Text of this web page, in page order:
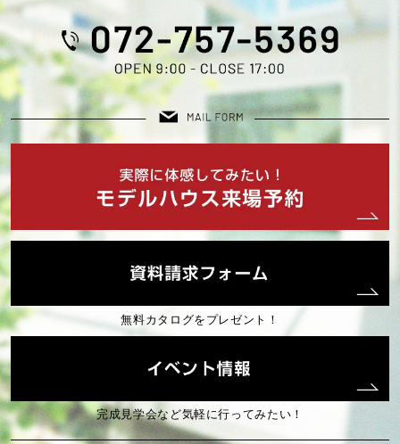
2025年06月 (1)
2025年05月 (1)
2025年04月 (1)
2025年02月 (2)
2024年10月 (2)
無料カタログをプレゼント！
完成見学会など気軽に行ってみたい！